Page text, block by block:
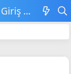
Giriş yap